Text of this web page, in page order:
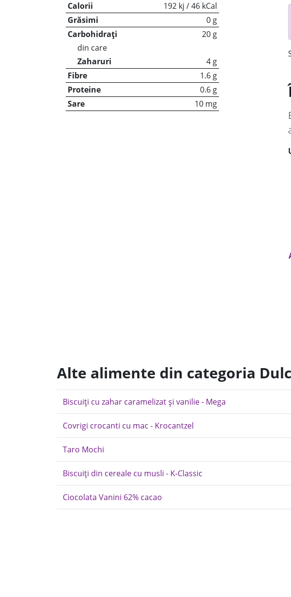
Calorii
192 kj / 46 kCal
Grăsimi
0 g
Carbohidrați
20 g
din care
Zaharuri
4 g
Fibre
1.6 g
Proteine
0.6 g
Sare
10 mg
Alte alimente din categoria
Biscuiți cu zahar caramelizat și vanilie - Mega
Covrigi crocanti cu mac - Krocantzel
Taro Mochi
Biscuiți din cereale cu musli - K-Classic
Ciocolata Vanini 62% cacao